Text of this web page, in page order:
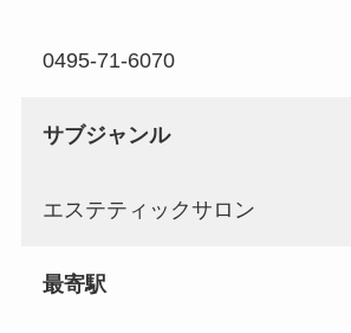
0495-71-6070
サブジャンル
エステティックサロン
最寄駅